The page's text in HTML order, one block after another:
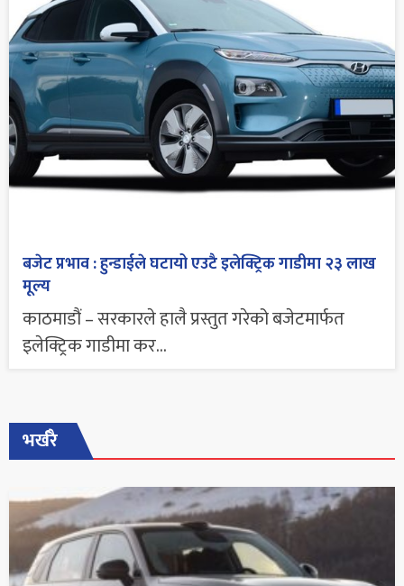
बजेट प्रभाव : हुन्डाईले घटायो एउटै इलेक्ट्रिक गाडीमा २३ लाख
मूल्य
काठमाडौं – सरकारले हालै प्रस्तुत गरेको बजेटमार्फत
इलेक्ट्रिक गाडीमा कर...
भर्खरै